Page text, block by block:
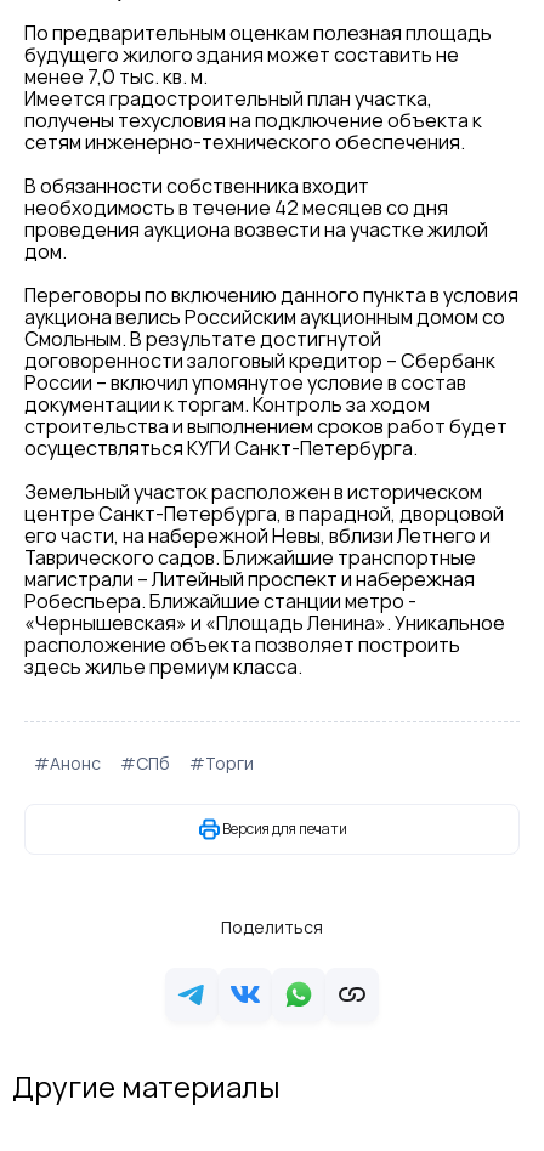
По предварительным оценкам полезная площадь
будущего жилого здания может составить не
менее 7,0 тыс. кв. м.
Имеется градостроительный план участка,
получены техусловия на подключение объекта к
сетям инженерно-технического обеспечения.
В обязанности собственника входит
необходимость в течение 42 месяцев со дня
проведения аукциона возвести на участке жилой
дом.
Переговоры по включению данного пункта в условия
аукциона велись Российским аукционным домом со
Смольным. В результате достигнутой
договоренности залоговый кредитор – Сбербанк
России – включил упомянутое условие в состав
документации к торгам. Контроль за ходом
строительства и выполнением сроков работ будет
осуществляться КУГИ Санкт-Петербурга.
Земельный участок расположен в историческом
центре Санкт-Петербурга, в парадной, дворцовой
его части, на набережной Невы, вблизи Летнего и
Таврического садов. Ближайшие транспортные
магистрали – Литейный проспект и набережная
Робеспьера. Ближайшие станции метро -
«Чернышевская» и «Площадь Ленина». Уникальное
расположение объекта позволяет построить
здесь жилье премиум класса.
#Анонс #СПб #Торги
Версия для печати
Поделиться
Другие материалы